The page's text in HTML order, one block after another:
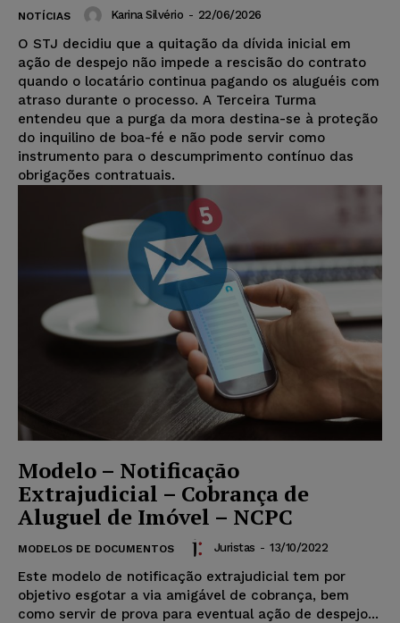
NOTÍCIAS Karina Silvério - 22/06/2026
O STJ decidiu que a quitação da dívida inicial em
ação de despejo não impede a rescisão do contrato
quando o locatário continua pagando os aluguéis com
atraso durante o processo. A Terceira Turma
entendeu que a purga da mora destina-se à proteção
do inquilino de boa-fé e não pode servir como
instrumento para o descumprimento contínuo das
obrigações contratuais.
Modelo – Notificação
Extrajudicial – Cobrança de
Aluguel de Imóvel – NCPC
MODELOS DE DOCUMENTOS Juristas - 13/10/2022
Este modelo de notificação extrajudicial tem por
objetivo esgotar a via amigável de cobrança, bem
como servir de prova para eventual ação de despejo...